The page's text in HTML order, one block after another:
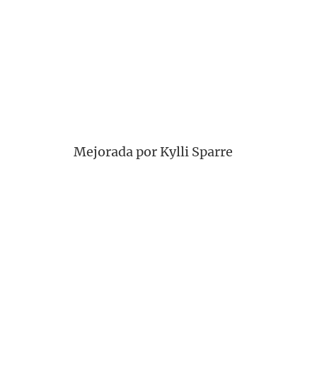
Mejorada por Kylli Sparre